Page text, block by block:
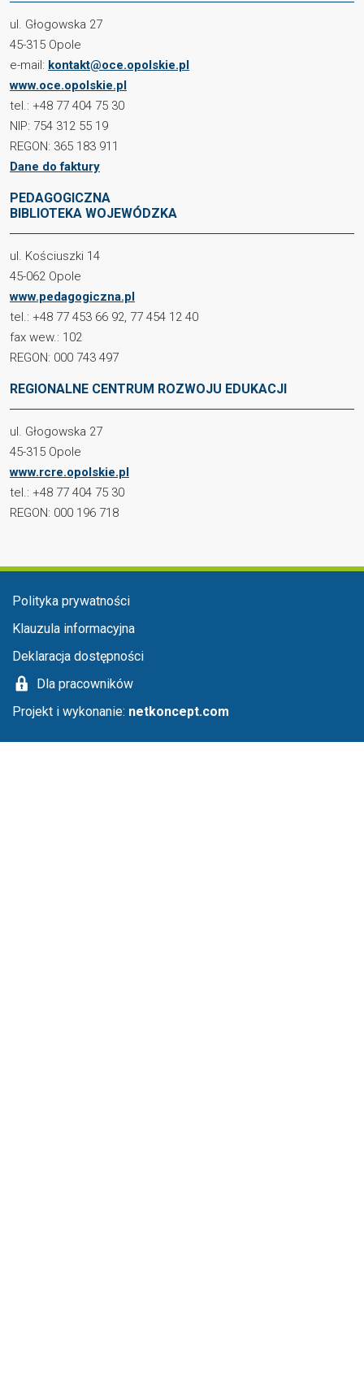
ul. Głogowska 27
45-315 Opole
e-mail: kontakt@oce.opolskie.pl
www.oce.opolskie.pl
tel.: +48 77 404 75 30
NIP: 754 312 55 19
REGON: 365 183 911
Dane do faktury
PEDAGOGICZNA
BIBLIOTEKA WOJEWÓDZKA
ul. Kościuszki 14
45-062 Opole
www.pedagogiczna.pl
tel.: +48 77 453 66 92, 77 454 12 40
fax wew.: 102
REGON: 000 743 497
REGIONALNE CENTRUM ROZWOJU EDUKACJI
ul. Głogowska 27
45-315 Opole
www.rcre.opolskie.pl
tel.: +48 77 404 75 30
REGON: 000 196 718
Menu stopka
Polityka prywatności
Klauzula informacyjna
Deklaracja dostępności
Dla pracowników
Projekt i wykonanie: netkoncept.com